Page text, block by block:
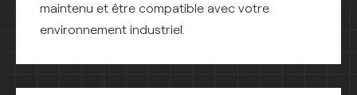
maintenu et être compatible avec votre
environnement industriel.